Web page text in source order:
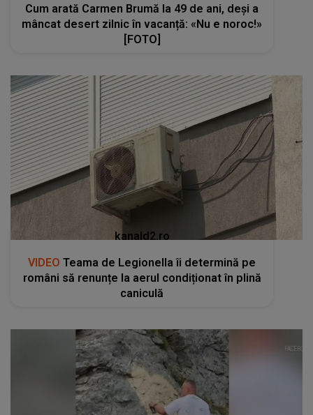
Cum arată Carmen Brumă la 49 de ani, deși a
mâncat desert zilnic în vacanță: «Nu e noroc!»
[FOTO]
kanald2.ro
VIDEO Teama de Legionella îi determină pe
români să renunțe la aerul condiționat în plină
caniculă